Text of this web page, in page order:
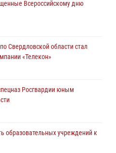
Всероссийскому дню
Свердловской области стал
«Телекон»
Росгвардии юным
образовательных учреждений к